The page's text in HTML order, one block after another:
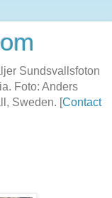
Sundsvallsfoton
Foto: Anders
Sweden. [Contact